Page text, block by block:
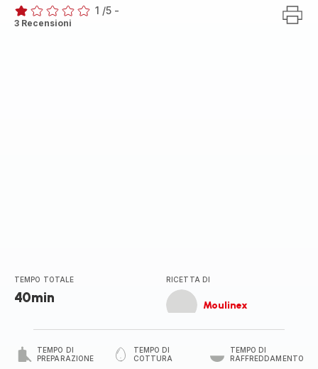
Recensione
1 /5 -
3 Recensioni
TEMPO TOTALE
40min
RICETTA DI
Moulinex
TEMPO DI
PREPARAZIONE
TEMPO DI
COTTURA
TEMPO DI
RAFFREDDAMENTO